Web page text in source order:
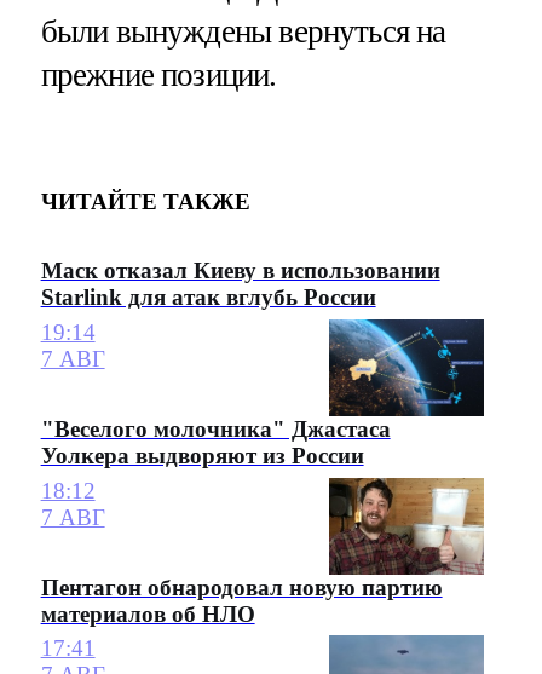
были вынуждены вернуться на
прежние позиции.
ЧИТАЙТЕ ТАКЖЕ
Маск отказал Киеву в использовании
Starlink для атак вглубь России
19:14
7 АВГ
"Веселого молочника" Джастаса
Уолкера выдворяют из России
18:12
7 АВГ
Пентагон обнародовал новую партию
материалов об НЛО
17:41